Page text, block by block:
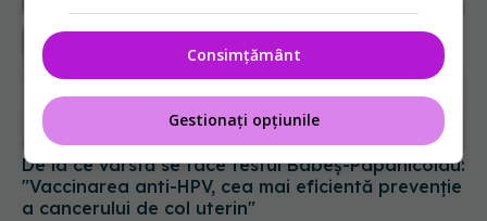
De la ce vârstă se face testul Babeş-Papanicolau:
"Vaccinarea anti-HPV, cea mai eficientă prevenţie
a cancerului de col uterin"
Consimțământ
Gestionați opțiunile